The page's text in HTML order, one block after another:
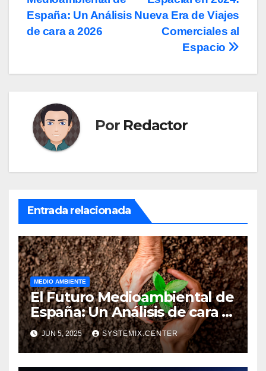
de
entradas
Nueva Era de Viajes
Comerciales al
Espacio
España: Un Análisis
de cara a 2026
Por Redactor
Entrada relacionada
MEDIO AMBIENTE
El Futuro Medioambiental de
España: Un Análisis de cara a
2026
JUN 5, 2025 SYSTEMIX.CENTER